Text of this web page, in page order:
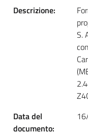
Descrizione:
S.
Data del
documento: